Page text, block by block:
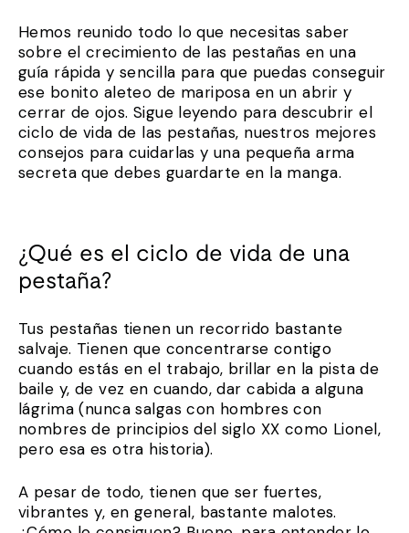
Hemos reunido todo lo que necesitas saber
sobre el crecimiento de las pestañas en una
guía rápida y sencilla para que puedas conseguir
ese bonito aleteo de mariposa en un abrir y
cerrar de ojos. Sigue leyendo para descubrir el
ciclo de vida de las pestañas, nuestros mejores
consejos para cuidarlas y una pequeña arma
secreta que debes guardarte en la manga.
¿Qué es el ciclo de vida de una
pestaña?
Tus pestañas tienen un recorrido bastante
salvaje. Tienen que concentrarse contigo
cuando estás en el trabajo, brillar en la pista de
baile y, de vez en cuando, dar cabida a alguna
lágrima (nunca salgas con hombres con
nombres de principios del siglo XX como Lionel,
pero esa es otra historia).
A pesar de todo, tienen que ser fuertes,
vibrantes y, en general, bastante malotes.